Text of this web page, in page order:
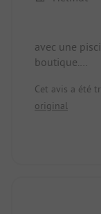
avec une
boutique.
Cet avis a été
original